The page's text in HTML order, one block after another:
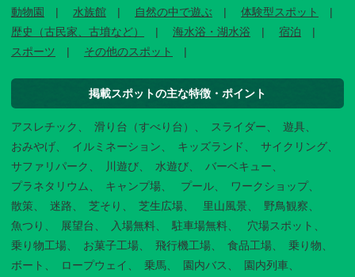
動物園
水族館 自然の中で遊ぶ
体験型スポット
歴史（古民家、古墳など）
海水浴・湖水浴
宿泊
スポーツ
その他のスポット
掲載スポットの主な特徴・ポイント
アスレチック 滑り台（すべり台） スライダー
遊具
おみやげ
イルミネーション キッズランド
サイクリング
サファリパーク
川遊び 水遊び
バーベキュー
プラネタリウム
キャンプ場 プール
ワークショップ
散策
迷路 芝そり 芝生広場 里山風景
野鳥観察
魚つり
展望台 入場無料 駐車場無料
穴場スポット
乗り物工場
お菓子工場 飛行機工場 食品工場
乗り物
ボート
ロープウェイ 乗馬 園内バス
園内列車